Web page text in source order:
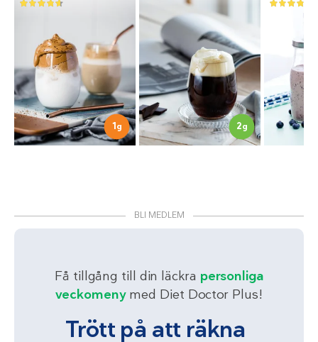
1g 2g
BLI MEDLEM
Få tillgång till din läckra personliga
veckomenymed Diet Doctor Plus!
Trött på att räkna